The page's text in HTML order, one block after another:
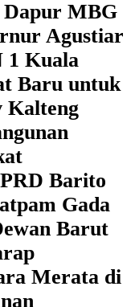
Dapur MBG
Agustiar
1 Kuala
Baru untuk
Kalteng
Barito
Gada
Barut
Merata di